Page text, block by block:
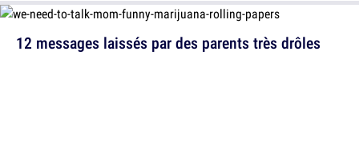
12 messages laissés par des parents très drôles